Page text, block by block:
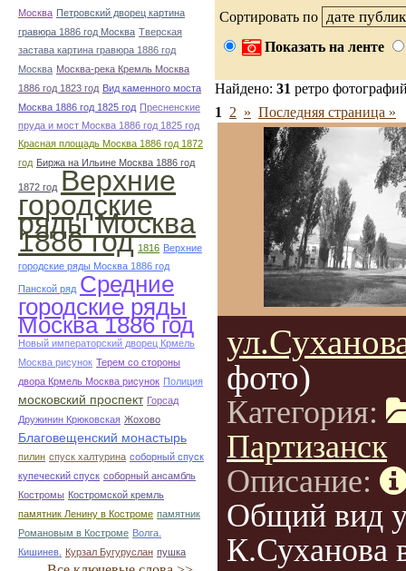
Москва Петровский дворец картина
гравюра 1886 год Москва Тверская
застава картина гравюра 1886 год
Москва Москва-река Кремль Москва
1886 год 1823 год Вид каменного моста
Москва 1886 год 1825 год Пресненские
пруда и мост Москва 1886 год 1825 год
Красная площадь Москва 1886 год 1872
год Биржа на Ильине Москва 1886 год
1872 год Верхние
городские
ряды Москва
1886 год 1816 Верхние
городские ряды Москва 1886 год
Панской ряд Средние
городские ряды
Москва 1886 год
Новый императорский дворец Крмель
Москва рисунок Терем со стороны
двора Крмель Москва рисунок Полиция
московский проспект Горсад
Дружинин Крюковская Жохово
Благовещенский монастырь
пилин спуск халтурина соборный спуск
купеческий спуск соборный ансамбль
Костромы Костромской кремль
памятник Ленину в Костроме памятник
Романовым в Костроме Волга.
Кишинев.
Курзал Бугуруслан пушка
Сортировать по
Показать на ленте
Найдено: 31 ретро
1
2 » Последняя страница »
фото)
Категория:
Партизанск
Описание:
Общий вид
К.Суханова